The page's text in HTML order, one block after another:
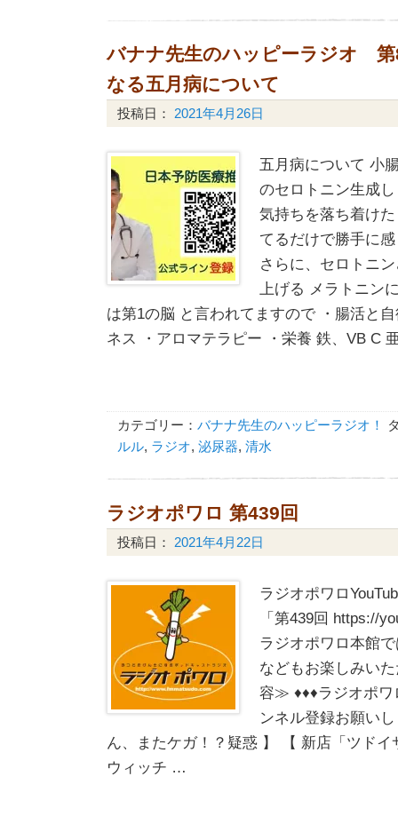
バナナ先生のハッピーラジオ
なる五月病について
投稿日： 2021年4月26日
五月病について 小
のセロトニン生成
気持ちを落ち着け
てるだけで勝手に
さらに、セロトニ
上げる メラトニン
は第1の脳 と言われてますので ・腸活と
ネス ・アロマテラピー ・栄養 鉄、VB C
カテゴリー： バナナ先生のハッピーラジオ！
ルル, ラジオ, 泌尿器, 清水
ラジオポワロ 第439回
投稿日： 2021年4月22日
ラジオポワロ
「第439回 https://
ラジオポワロ本館
などもお楽しみい
容≫ ♦♦♦ラジオポワ
ンネル登録お願い
ん、またケガ！？疑惑 】 【 新店「ツド
ウィッチ …